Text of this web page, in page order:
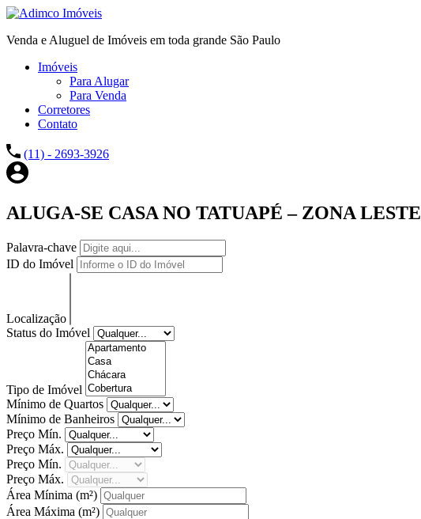
Venda e Aluguel de Imóveis em toda grande São Paulo
Imóveis
Para Alugar
Para Venda
Corretores
Contato
(11) - 2693-3926
ALUGA-SE CASA NO TATUAPÉ – ZONA LESTE
Palavra-chave
ID do Imóvel
Localização
Status do Imóvel
Tipo de Imóvel
Mínimo de Quartos
Mínimo de Banheiros
Preço Mín.
Preço Máx.
Preço Mín.
Preço Máx.
Área Mínima (m²)
Área Máxima (m²)